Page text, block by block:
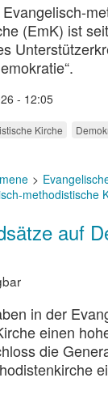
(EmK) ist
- 12:05
Kirche
methodistische
auf
in der
einen
die